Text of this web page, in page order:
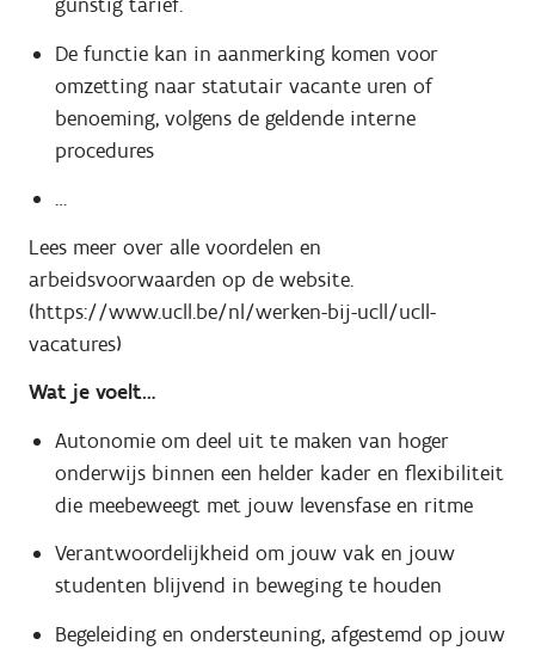
De functie kan in aanmerking komen voor
omzetting naar statutair vacante uren of
benoeming, volgens de geldende interne
procedures
…
Lees meer over alle voordelen en
arbeidsvoorwaarden op de website.
(https://www.ucll.be/nl/werken-bij-ucll/ucll-
vacatures)
Wat je voelt…
Autonomie om deel uit te maken van hoger
onderwijs binnen een helder kader en flexibiliteit
die meebeweegt met jouw levensfase en ritme
Verantwoordelijkheid om jouw vak en jouw
studenten blijvend in beweging te houden
Begeleiding en ondersteuning, afgestemd op jouw